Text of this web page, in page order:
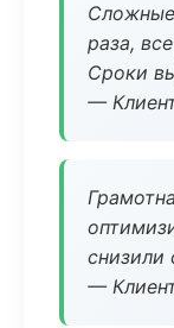
Сложные
раза,
Сроки
—
снизили
—